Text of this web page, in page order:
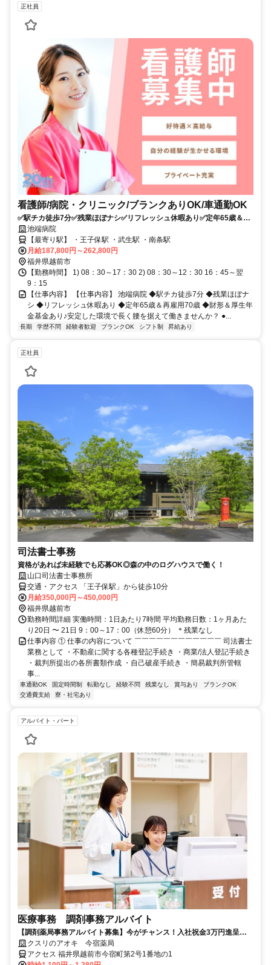
正社員
看護師/病院・クリニック/ブランクありOK/車通勤OK
✅️駅チカ徒歩7分✅️残業ほぼナシ✅️リフレッシュ休暇あり✅️定年65歳＆再
雇用70歳✅️財形＆厚生年金基金あり✨安定した環境で長く腰を据えて働
きませんか？
池端病院
【最寄り駅】 ・王子保駅 ・武生駅 ・南条駅
月給187,800円～262,800円
福井県越前市
【勤務時間】 1) 08：30～17：30 2) 08：30～12：30 16：45～翌
9：15
【仕事内容】 【仕事内容】 池端病院 ◆駅チカ徒歩7分 ◆残業ほぼナ
シ ◆リフレッシュ休暇あり ◆定年65歳＆再雇用70歳 ◆財形＆厚生年
金基金あり♪安定した環境で長く腰を据えて働きませんか？ ●...
長期 学歴不問 経験者歓迎 ブランクOK シフト制 昇給あり
正社員
司法書士事務
資格があれば未経験でも応募OK◎森の中のログハウスで働く！
山口司法書士事務所
交通・アクセス 「王子保駅」から徒歩10分
月給350,000円～450,000円
福井県越前市
勤務時間詳細 実働時間：1日あたり7時間 平均勤務日数：1ヶ月あた
り20日 〜 21日 9：00～17：00（休憩60分） ＊残業なし
仕事内容 ① 仕事の内容について ￣￣￣￣￣￣￣￣￣￣￣￣ 司法書士
業務として ・不動産に関する各種登記手続き ・商業/法人登記手続き
・裁判所提出の各所書類作成 ・自己破産手続き ・簡易裁判所管轄
事...
車通勤OK 固定時間制 転勤なし 経験不問 残業なし 賞与あり
ブランクOK
交通費支給
寮・社宅あり
アルバイト・パート
医療事務 調剤事務アルバイト
【調剤薬局事務アルバイト募集】今がチャンス！入社祝金3万円進呈
資格・経験一切不要！
クスリのアオキ 今宿薬局
アクセス 福井県越前市今宿町第2号1番地の1